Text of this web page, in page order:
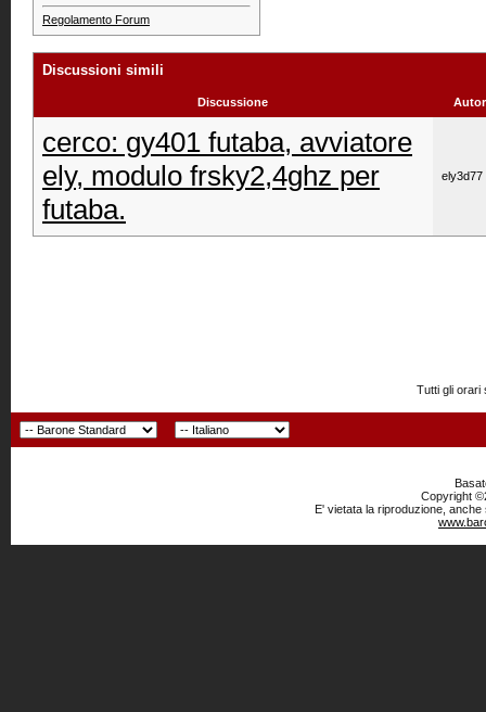
Regolamento Forum
Discussioni simili
Discussione
cerco: gy401 futaba, avviatore
ely, modulo frsky2,4ghz per
futaba.
ely3d77
Tutti gli orari
Copyright
E' vietata la riproduzione,